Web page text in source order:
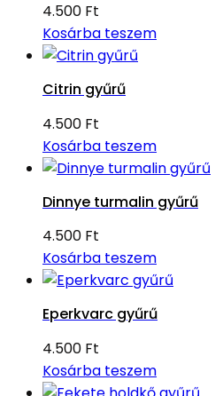
4.500 Ft
Kosárba teszem
Citrin gyűrű
4.500 Ft
Kosárba teszem
Dinnye turmalin gyűrű
4.500 Ft
Kosárba teszem
Eperkvarc gyűrű
4.500 Ft
Kosárba teszem